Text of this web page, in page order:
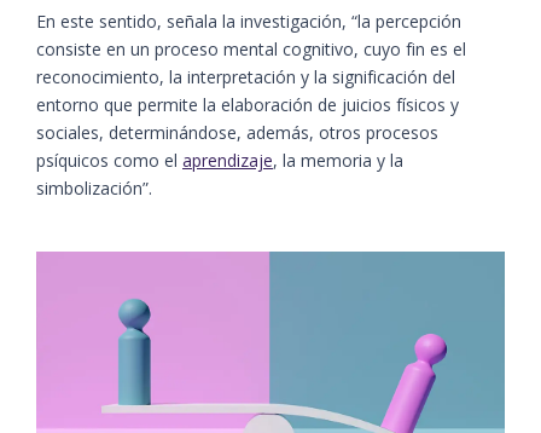
En este sentido, señala la investigación, “la percepción
consiste en un proceso mental cognitivo, cuyo fin es el
reconocimiento, la interpretación y la significación del
entorno que permite la elaboración de juicios físicos y
sociales, determinándose, además, otros procesos
psíquicos como el aprendizaje, la memoria y la
simbolización”.